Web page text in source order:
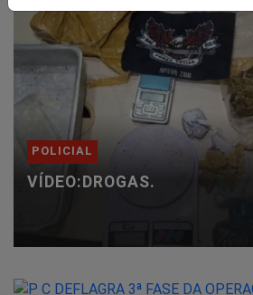
POLICIAL
VÍDEO:DROGAS.